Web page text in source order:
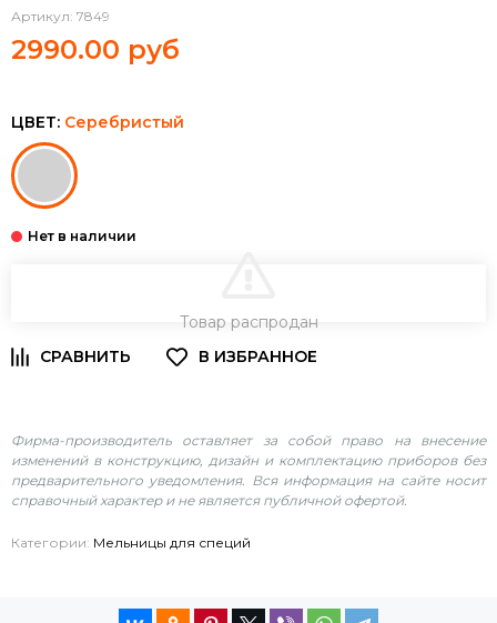
Артикул: 7849
2990.00 руб
ЦВЕТ: Серебристый
Товар распродан
Фирма-производитель оставляет за собой право на внесение
изменений в конструкцию, дизайн и комплектацию приборов без
предварительного уведомления. Вся информация на сайте носит
справочный характер и не является публичной офертой.
Категории: Мельницы для специй